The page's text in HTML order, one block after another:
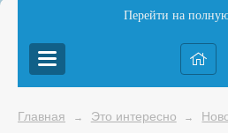
Перейти на
Главная → Это интересно →